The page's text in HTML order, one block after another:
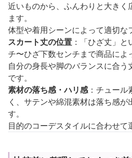
近いものから、ふんわりと大きく
ます。
体型や着用シーンによって適切な
スカート丈の位置 ：「ひざ丈」
チ〜ひざ下数センチまで商品によ
自分の身長や脚のバランスに合
です。
素材の落ち感・ハリ感：チュール
く、サテンや綿混素材は落ち感が
す。
目的のコーデスタイルに合わせて